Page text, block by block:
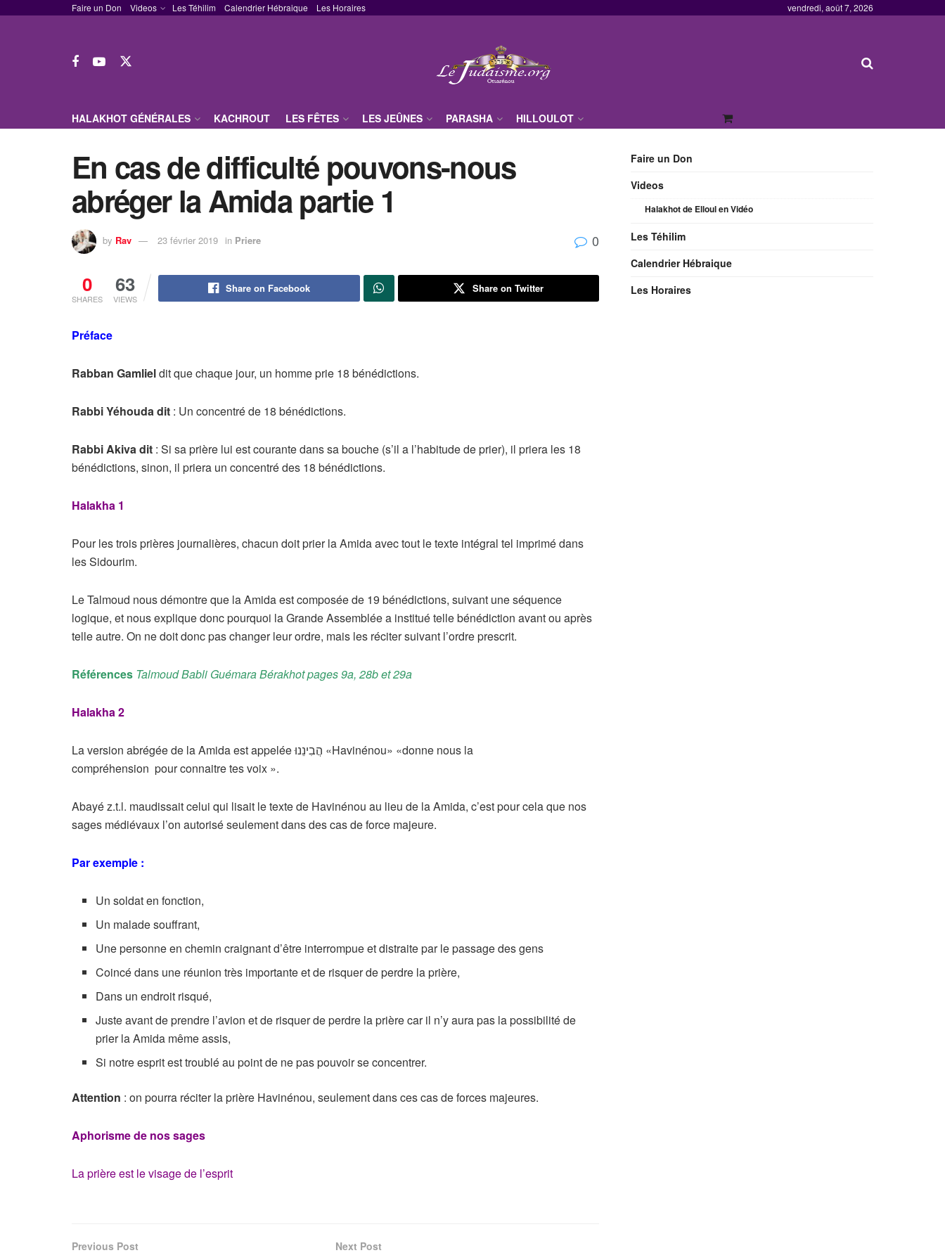
Faire un Don Videos Les Téhilim Calendrier Hébraique Les Horaires vendredi, août 7, 2026
HALAKHOT GÉNÉRALES KACHROUT LES FÊTES LES JEÛNES PARASHA HILLOULOT
En cas de difficulté pouvons-nous
abréger la Amida partie 1
by Rav 23 février 2019 in Priere 0
0
SHARES
63
VIEWS
Share on Facebook Share on Twitter
Préface
Rabban Gamlieldit que chaque jour, un homme prie 18 bénédictions.
Rabbi Yéhouda dit : Un concentré de 18 bénédictions.
Rabbi Akiva dit : Si sa prière lui est courante dans sa bouche (s’il a l’habitude de prier), il priera les 18
bénédictions, sinon, il priera un concentré des 18 bénédictions.
Halakha 1
Pour les trois prières journalières, chacun doit prier la Amida avec tout le texte intégral tel imprimé dans
les Sidourim.
Le Talmoud nous démontre que la Amida est composée de 19 bénédictions, suivant une séquence
logique, et nous explique donc pourquoi la Grande Assemblée a institué telle bénédiction avant ou après
telle autre. On ne doit donc pas changer leur ordre, mais les réciter suivant l’ordre prescrit.
Références Talmoud Babli Guémara Bérakhot pages 9a, 28b et 29a
Halakha 2
La version abrégée de la Amida est appelée הֲבִינֵנוּ «Havinénou» «donne nous la
compréhension pour connaitre tes voix ».
Abayé z.t.l. maudissait celui qui lisait le texte de Havinénou au lieu de la Amida, c’est pour cela que nos
sages médiévaux l’on autorisé seulement dans des cas de force majeure.
Par exemple :
Un soldat en fonction,
Un malade souffrant,
Une personne en chemin craignant d’être interrompue et distraite par le passage des gens
Coincé dans une réunion très importante et de risquer de perdre la prière,
Dans un endroit risqué,
Juste avant de prendre l’avion et de risquer de perdre la prière car il n’y aura pas la possibilité de
prier la Amida même assis,
Si notre esprit est troublé au point de ne pas pouvoir se concentrer.
Attention : on pourra réciter la prière Havinénou, seulement dans ces cas de forces majeures.
Aphorisme de nos sages
La prière est le visage de l’esprit
Previous Post Next Post
Faire un Don
Videos
Halakhot de Elloul en Vidéo
Les Téhilim
Calendrier Hébraique
Les Horaires